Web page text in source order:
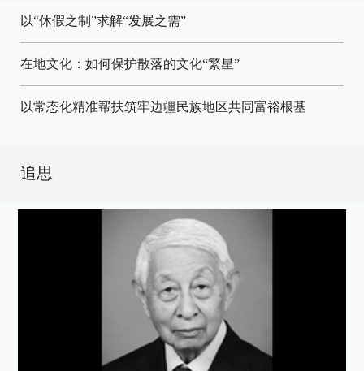
以“休假之制”求解“发展之需”
在地文化：如何保护散落的文化“繁星”
以常态化精准帮扶筑牢边疆民族地区共同富裕根基
追思